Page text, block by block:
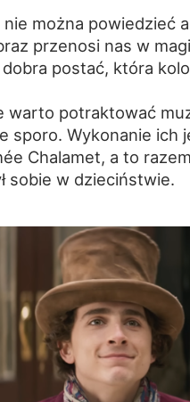
można powiedzieć
przenosi nas w
postać, która
warto potraktować
sporo. Wykonanie ich
Chalamet, a to
sobie w dzieciństwie.